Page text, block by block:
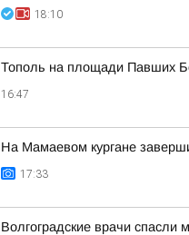
18:10
Тополь на площади Павших
16:47
На Мамаевом кургане
17:33
Волгоградские врачи